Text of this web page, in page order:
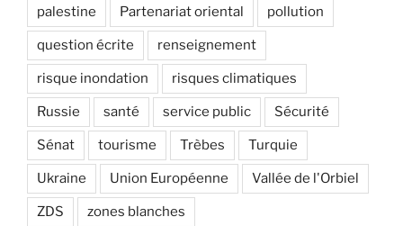
palestine Partenariat oriental pollution
question écrite renseignement
risque inondation risques climatiques
Russie santé service public Sécurité
Sénat tourisme Trèbes Turquie
Ukraine Union Européenne Vallée de l'Orbiel
ZDS zones blanches